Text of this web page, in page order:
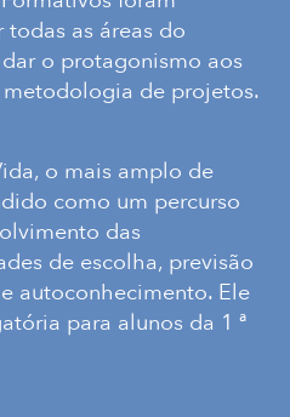
as áreas do
o protagonismo aos
de projetos.
o mais amplo de
como um percurso
das
de escolha, previsão
autoconhecimento. Ele
para alunos da 1 ª